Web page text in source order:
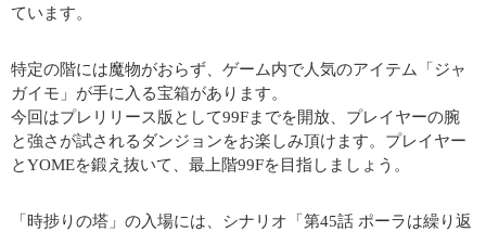
ています。
特定の階には魔物がおらず、ゲーム内で人気のアイテム「ジャ
ガイモ」が手に入る宝箱があります。
今回はプレリリース版として99Fまでを開放、プレイヤーの腕
と強さが試されるダンジョンをお楽しみ頂けます。プレイヤー
とYOMEを鍛え抜いて、最上階99Fを目指しましょう。
「時捗りの塔」の入場には、シナリオ「第45話 ポーラは繰り返